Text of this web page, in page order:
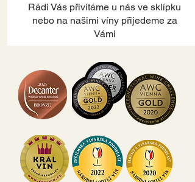
Rádi Vás přivítáme u nás ve sklípku
nebo na našimi víny přijedeme za
Vámi